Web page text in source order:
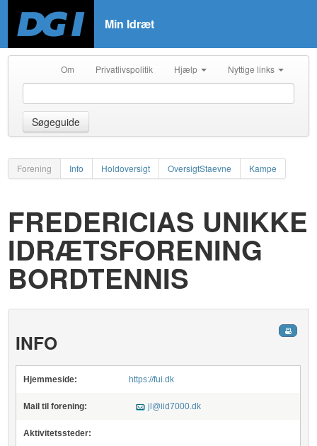
Min Idræt
Om Privatlivspolitik Hjælp Nyttige links
Søgeguide
Forening Info Holdoversigt OversigtStaevne Kampe
FREDERICIAS UNIKKE
IDRÆTSFORENING
BORDTENNIS
INFO
Hjemmeside: https://fui.dk
Mail til forening: jl@iid7000.dk
Aktivitetssteder: